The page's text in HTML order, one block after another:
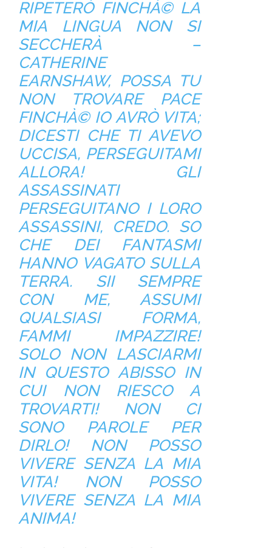
RIPETERÒ FINCHÀ© LA
MIA LINGUA NON SI
SECCHERÀ –
CATHERINE
EARNSHAW, POSSA TU
NON TROVARE PACE
FINCHÀ© IO AVRÒ VITA;
DICESTI CHE TI AVEVO
UCCISA, PERSEGUITAMI
ALLORA! GLI
ASSASSINATI
PERSEGUITANO I LORO
ASSASSINI, CREDO. SO
CHE DEI FANTASMI
HANNO VAGATO SULLA
TERRA. SII SEMPRE
CON ME, ASSUMI
QUALSIASI FORMA,
FAMMI IMPAZZIRE!
SOLO NON LASCIARMI
IN QUESTO ABISSO IN
CUI NON RIESCO A
TROVARTI! NON CI
SONO PAROLE PER
DIRLO! NON POSSO
VIVERE SENZA LA MIA
VITA! NON POSSO
VIVERE SENZA LA MIA
ANIMA!